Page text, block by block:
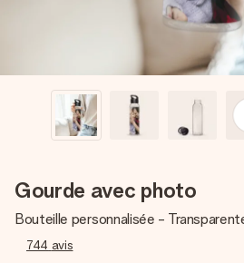
Gourde avec photo
Bouteille personnalisée -
744 avis